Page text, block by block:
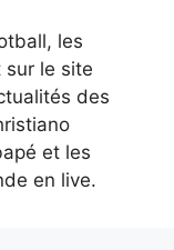
les
sur le site
des
et les
en live.